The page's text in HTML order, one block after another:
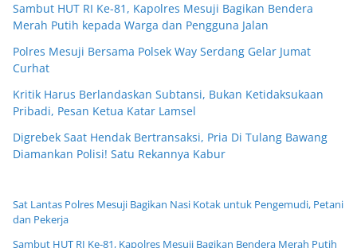
Sambut HUT RI Ke-81, Kapolres Mesuji Bagikan Bendera
Merah Putih kepada Warga dan Pengguna Jalan
Polres Mesuji Bersama Polsek Way Serdang Gelar Jumat
Curhat
Kritik Harus Berlandaskan Subtansi, Bukan Ketidaksukaan
Pribadi, Pesan Ketua Katar Lamsel
Digrebek Saat Hendak Bertransaksi, Pria Di Tulang Bawang
Diamankan Polisi! Satu Rekannya Kabur
Sat Lantas Polres Mesuji Bagikan Nasi Kotak untuk Pengemudi, Petani
dan Pekerja
Sambut HUT RI Ke-81, Kapolres Mesuji Bagikan Bendera Merah Putih